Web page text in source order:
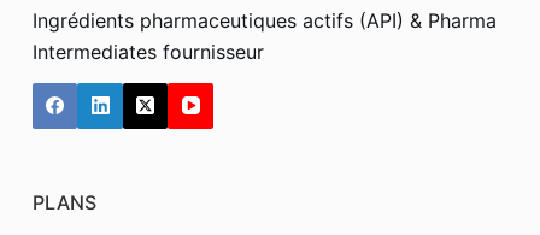
Ingrédients pharmaceutiques actifs (API) & Pharma
Intermediates fournisseur
PLANS